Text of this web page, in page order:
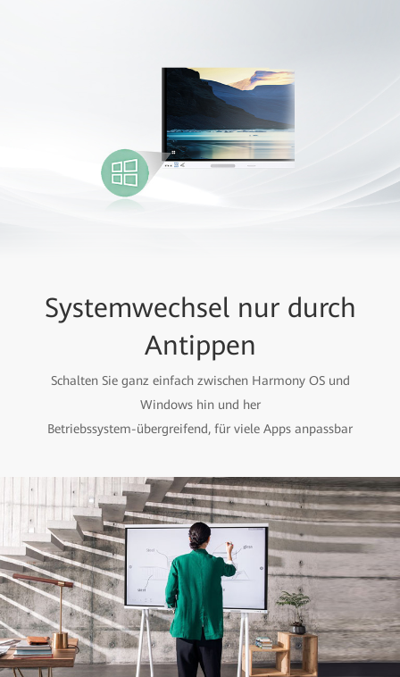
Systemwechsel nur durch
Antippen
Schalten Sie ganz einfach zwischen Harmony OS und
Windows hin und her
Betriebssystem-übergreifend, für viele Apps anpassbar